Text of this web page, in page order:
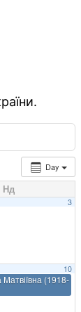
Day
Нд
3
10
Матвіївна (1918-